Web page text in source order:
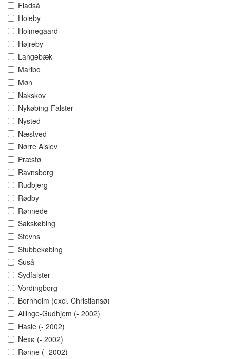
Fladså
Holeby
Holmegaard
Højreby
Langebæk
Maribo
Møn
Nakskov
Nykøbing-Falster
Nysted
Næstved
Nørre Alslev
Præstø
Ravnsborg
Rudbjerg
Rødby
Rønnede
Sakskøbing
Stevns
Stubbekøbing
Suså
Sydfalster
Vordingborg
Bornholm (excl. Christiansø)
Allinge-Gudhjem (- 2002)
Hasle (- 2002)
Nexø (- 2002)
Rønne (- 2002)